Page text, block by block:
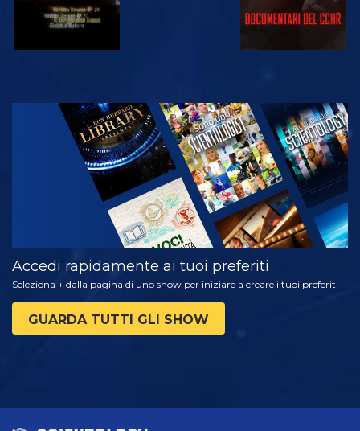
GUARDA
ESPLORA LE
SERIE
Accedi rapidamente ai tuoi preferiti
Seleziona + dalla pagina di uno show per iniziare a creare i tuoi preferiti
GUARDA TUTTI GLI SHOW